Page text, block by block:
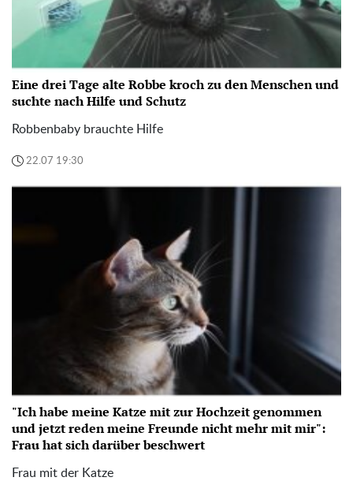
Eine drei Tage alte Robbe kroch zu den Menschen und
suchte nach Hilfe und Schutz
Robbenbaby brauchte Hilfe
22.07 19:30
"Ich habe meine Katze mit zur Hochzeit genommen
und jetzt reden meine Freunde nicht mehr mit mir":
Frau hat sich darüber beschwert
Frau mit der Katze